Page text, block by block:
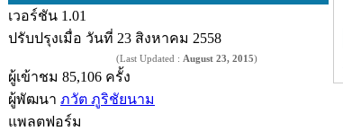
เวอร์ชัน 1.01
ปรับปรุงเมื่อ วันที่ 23 สิงหาคม 2558
(Last Updated : August 23, 2015)
ผู้เข้าชม 85,106 ครั้ง
ผู้พัฒนา ภวัต ภูริชัยนาม
แพลตฟอร์ม